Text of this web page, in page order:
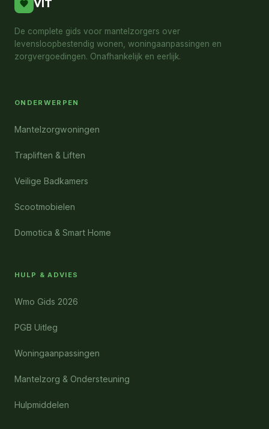
VIT
De complete gids voor mantelzorgers over
levensloopbestendig wonen, woningaanpassingen en
zorgvergoedingen. Onafhankelijk en eerlijk.
ONDERWERPEN
Mantelzorgwoningen
Trapliften & Liften
Veilige Badkamers
Scootmobielen
Domotica & Smart Home
HULP & ADVIES
Wmo Gids 2026
PGB Uitleg
Woningaanpassingen
Mantelzorg & Ondersteuning
Hulpmiddelen